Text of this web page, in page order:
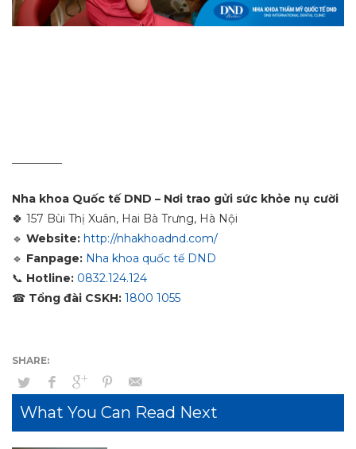
Nha khoa Quốc tế DND – Nơi trao gửi sức khỏe nụ cười
🍀 157 Bùi Thị Xuân, Hai Bà Trưng, Hà Nội
🔹 Website: http://nhakhoadnd.com/
🔹 Fanpage: Nha khoa quốc tế DND
📞 Hotline: 0832.124.124
☎ Tổng đài CSKH: 1800 1055
What You Can Read Next